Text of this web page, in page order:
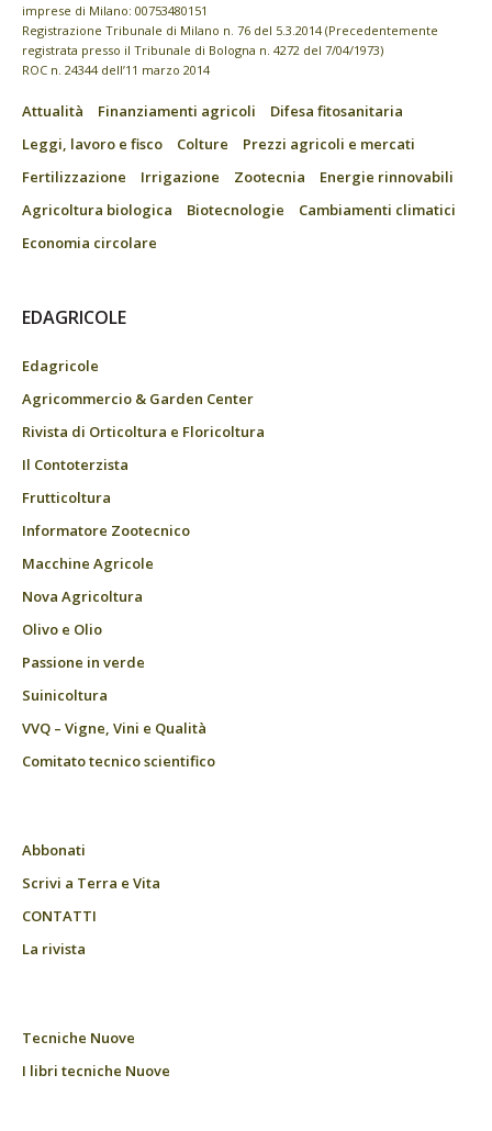
imprese di Milano: 00753480151
Registrazione Tribunale di Milano n. 76 del 5.3.2014 (Precedentemente
registrata presso il Tribunale di Bologna n. 4272 del 7/04/1973)
ROC n. 24344 dell’11 marzo 2014
Attualità Finanziamenti agricoli
Difesa fitosanitaria
Leggi, lavoro e fisco
Colture
Prezzi agricoli e mercati
Fertilizzazione
Irrigazione Zootecnia
Energie rinnovabili
Agricoltura biologica
Biotecnologie
Cambiamenti climatici
Economia circolare
EDAGRICOLE
Edagricole
Agricommercio & Garden Center
Rivista di Orticoltura e Floricoltura
Il Contoterzista
Frutticoltura
Informatore Zootecnico
Macchine Agricole
Nova Agricoltura
Olivo e Olio
Passione in verde
Suinicoltura
VVQ – Vigne, Vini e Qualità
Comitato tecnico scientifico
Abbonati
Scrivi a Terra e Vita
CONTATTI
La rivista
Tecniche Nuove
I libri tecniche Nuove